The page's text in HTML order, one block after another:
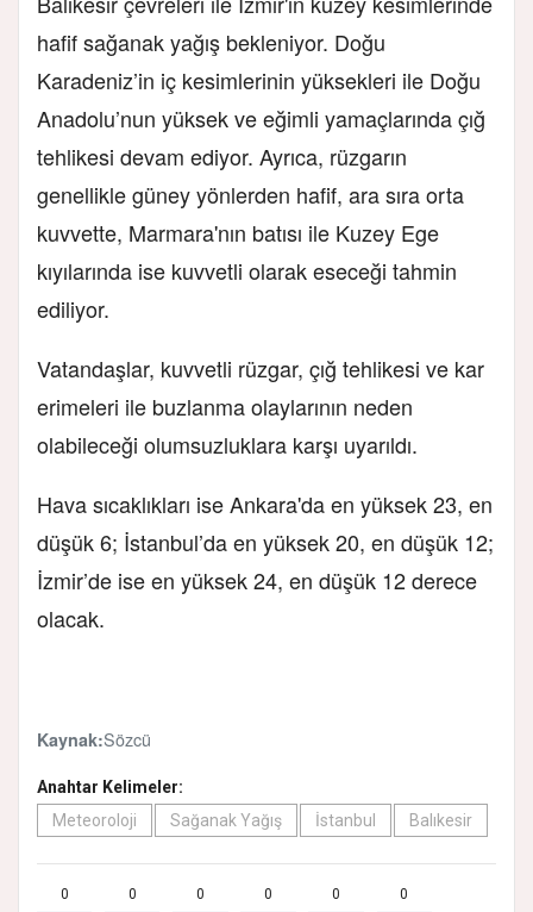
hafif sağanak yağış bekleniyor. Doğu
Karadeniz’in iç kesimlerinin yüksekleri ile Doğu
Anadolu’nun yüksek ve eğimli yamaçlarında çığ
tehlikesi devam ediyor. Ayrıca, rüzgarın
genellikle güney yönlerden hafif, ara sıra orta
kuvvette, Marmara'nın batısı ile Kuzey Ege
kıyılarında ise kuvvetli olarak eseceği tahmin
ediliyor.
Vatandaşlar, kuvvetli rüzgar, çığ tehlikesi ve kar
erimeleri ile buzlanma olaylarının neden
olabileceği olumsuzluklara karşı uyarıldı.
Hava sıcaklıkları ise Ankara'da en yüksek 23, en
düşük 6; İstanbul’da en yüksek 20, en düşük 12;
İzmir’de ise en yüksek 24, en düşük 12 derece
olacak.
Kaynak:Sözcü
Anahtar Kelimeler:
Meteoroloji
Sağanak Yağış İstanbul Balıkesir
0 0 0 0 0 0